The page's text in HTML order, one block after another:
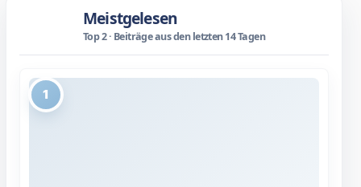
Meistgelesen
Top 2 · Beiträge aus den letzten 14 Tagen
1